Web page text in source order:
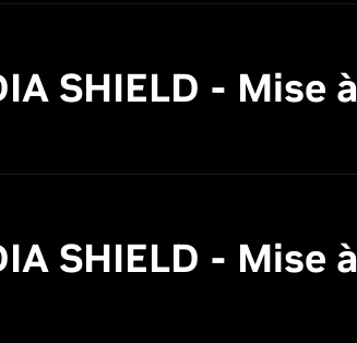
SHIELD - Mise
SHIELD - Mise